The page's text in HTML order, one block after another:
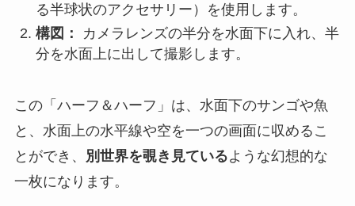
る半球状のアクセサリー）を使用します。
構図：
カメラレンズの半分を水面下に入れ、半
分を水面上に出して撮影します。
この「ハーフ＆ハーフ」は、水面下のサンゴや魚
と、水面上の水平線や空を一つの画面に収めるこ
とができ、
別世界を覗き見ているような幻想的な
一枚になります。